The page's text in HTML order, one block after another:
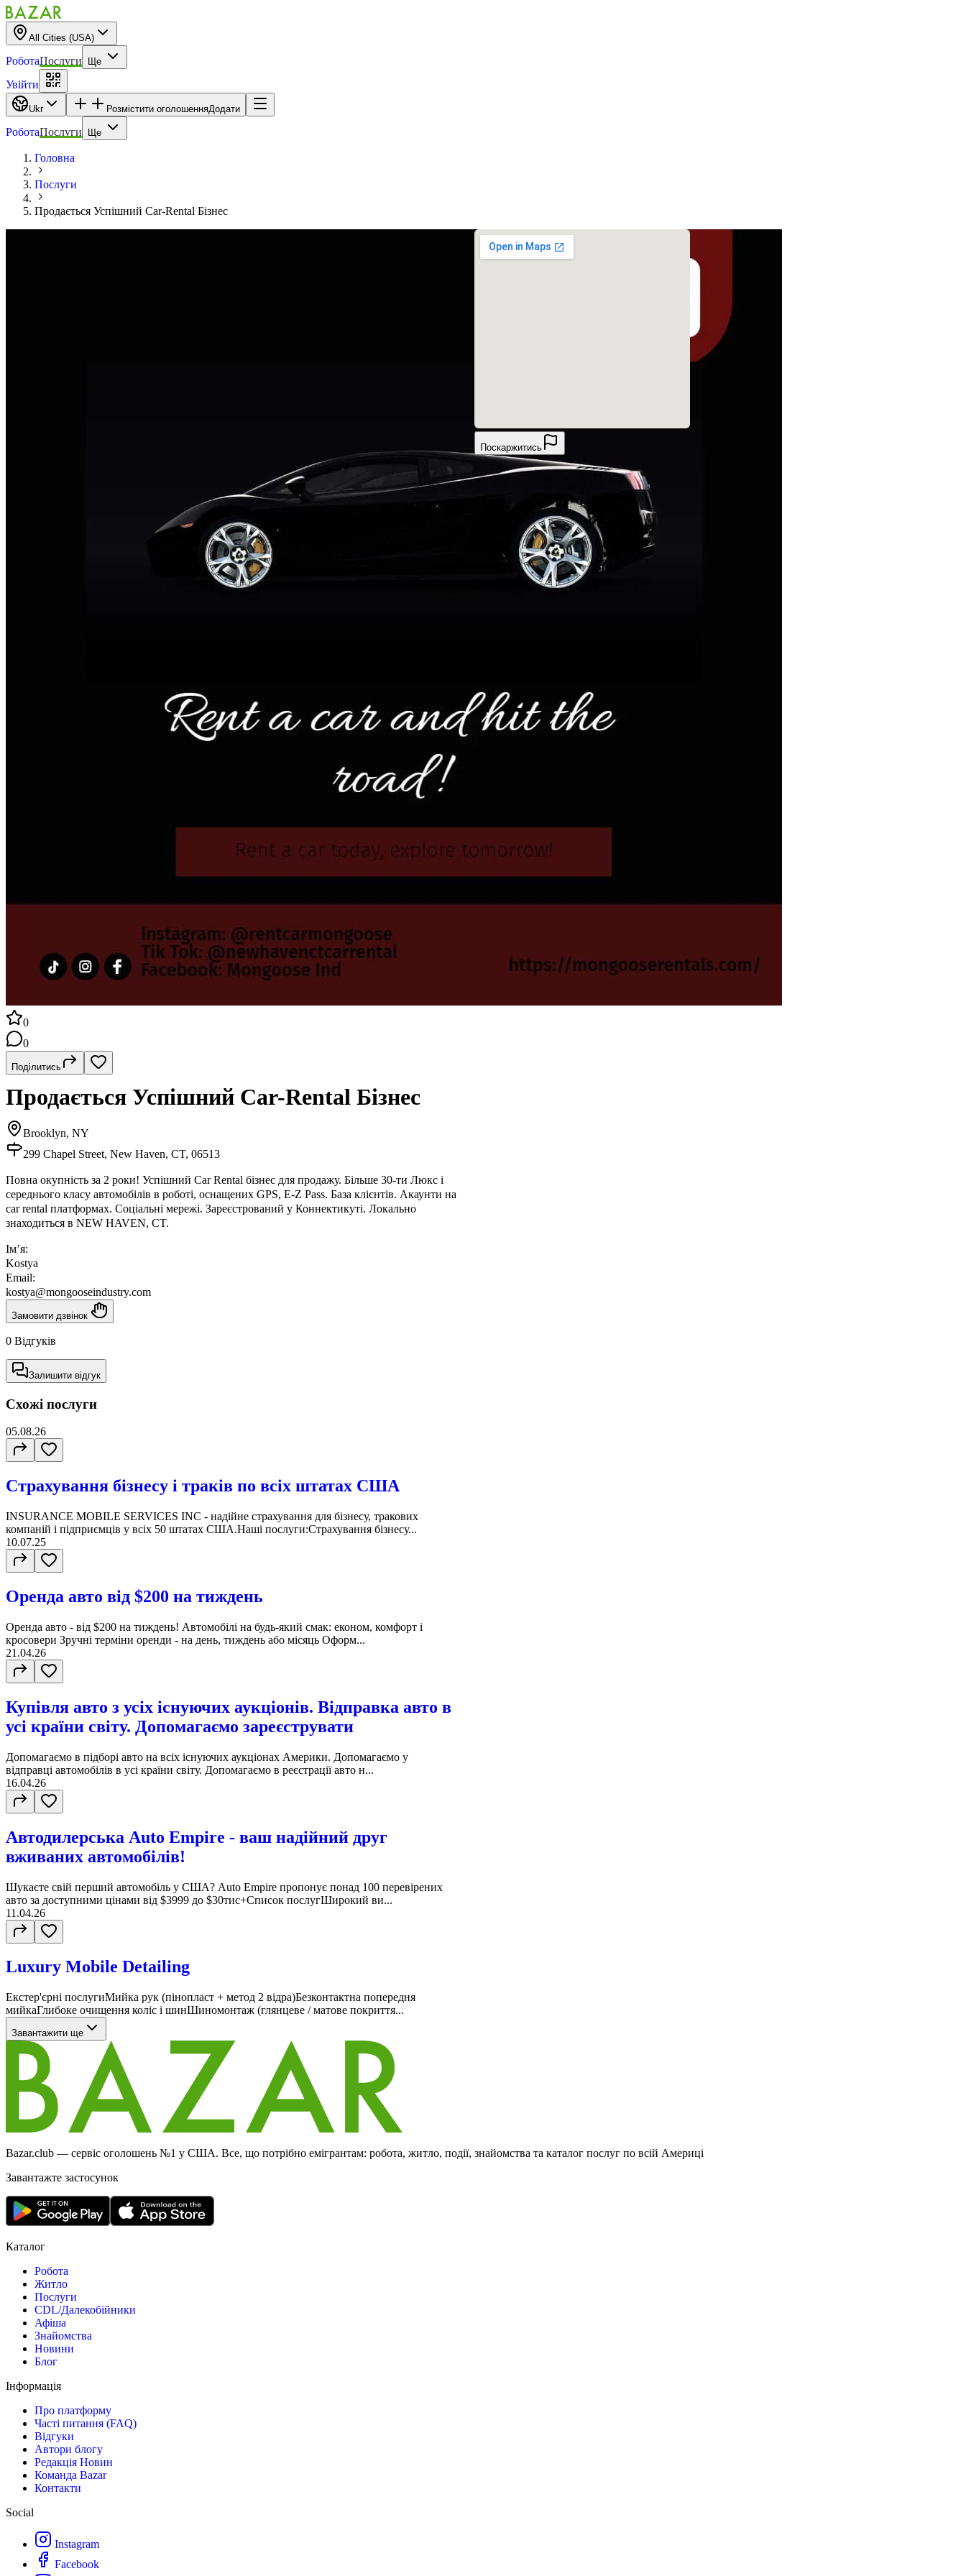
All Cities (USA)
РоботаПослуги Ще
Увійти
Ukr Розмістити оголошенняДодати
РоботаПослуги Ще
Головна
Послуги
Продається Успішний Car-Rental Бізнес
0
0
Поділитись
Продається Успішний Car-Rental Бізнес
Brooklyn, NY
299 Chapel Street, New Haven, CT, 06513
Повна окупність за 2 роки! Успішний Car Rental бізнес для продажу. Більше 30-ти Люкс і
середнього класу автомобілів в роботі, оснащених GPS, E-Z Pass. База клієнтів. Акаунти на
car rental платформах. Соціальні мережі. Зареєстрований у Коннектикуті. Локально
знаходиться в NEW HAVEN, CT.
Ім’я:
Kostya
Email:
kostya@mongooseindustry.com
Замовити дзвінок
0 Відгуків
Залишити відгук
Поскаржитись
Схожі послуги
05.08.26
Страхування бізнесу і траків по всіх штатах США
INSURANCE MOBILE SERVICES INC - надійне страхування для бізнесу, тракових
компаній і підприємців у всіх 50 штатах США.Наші послуги:Страхування бізнесу...
10.07.25
Оренда авто від $200 на тиждень
Оренда авто - від $200 на тиждень! Автомобілі на будь-який смак: економ, комфорт і
кросовери Зручні терміни оренди - на день, тиждень або місяць Оформ...
21.04.26
Купівля авто з усіх існуючих аукціонів. Відправка авто в
усі країни світу. Допомагаємо зареєструвати
Допомагаємо в підборі авто на всіх існуючих аукціонах Америки. Допомагаємо у
відправці автомобілів в усі країни світу. Допомагаємо в реєстрації авто н...
16.04.26
Автодилерська Auto Empire - ваш надійний друг
вживаних автомобілів!
Шукаєте свій перший автомобіль у США? Auto Empire пропонує понад 100 перевірених
авто за доступними цінами від $3999 до $30тис+Список послугШирокий ви...
11.04.26
Luxury Mobile Detailing
Екстер'єрні послугиМийка рук (пінопласт + метод 2 відра)Безконтактна попередня
мийкаГлибоке очищення коліс і шинШиномонтаж (глянцеве / матове покриття...
Завантажити ще
Bazar.club — сервіс оголошень №1 у США. Все, що потрібно емігрантам: робота, житло, події, знайомства та каталог послуг по всій Америці
Завантажте застосунок
Каталог
Робота
Житло
Послуги
CDL/Далекобійники
Афіша
Знайомства
Новини
Блог
Інформація
Про платформу
Часті питання (FAQ)
Відгуки
Автори блогу
Редакція Новин
Команда Bazar
Контакти
Social
Instagram
Facebook